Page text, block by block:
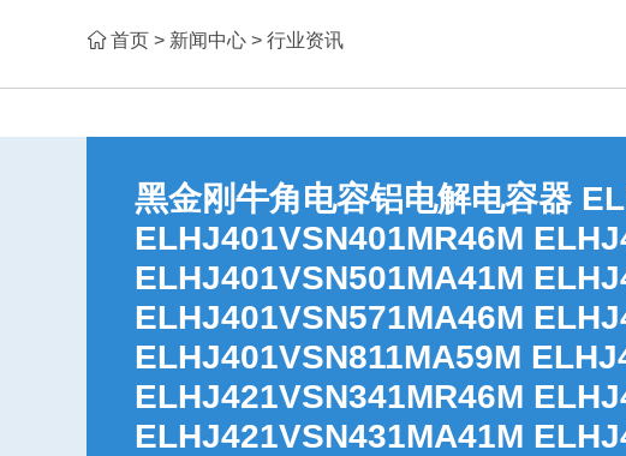
首页 > 新闻中心 > 行业资讯
黑金刚牛角电容铝电解电容器
ELHJ401VSN401MR46M
ELHJ401VSN501MA41M
ELHJ401VSN571MA46M
ELHJ401VSN811MA59M
ELHJ421VSN341MR46M
ELHJ421VSN431MA41M